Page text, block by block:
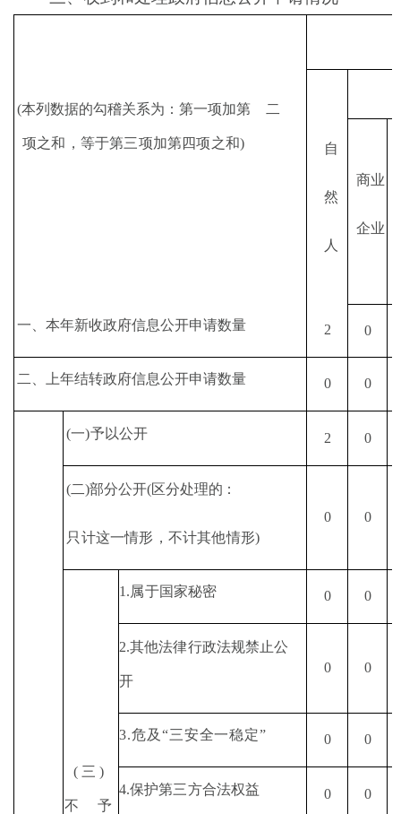
(本列数据的勾稽关系为：第一项加第 二
项之和，等于第三项加第四项之和) 自
然
人
商业
企业
一、本年新收政府信息公开申请数量 2 0
二、上年结转政府信息公开申请数量 0 0
(一)予以公开 2 0
(二)部分公开(区分处理的：
只计这一情形，不计其他情形)
0 0
( 三 )
不予
1.属于国家秘密 0 0
2.其他法律行政法规禁止公
开
0 0
3.危及 “三安全一稳定” 0 0
4.保护第三方合法权益 0 0